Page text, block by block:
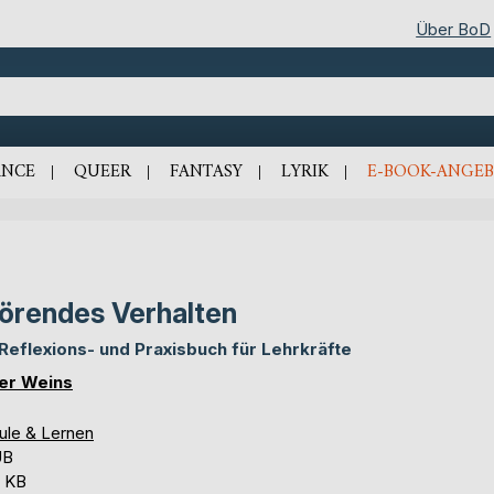
Über BoD
QUEER FANTASY LYRIK E-BOOK-
Verhalten
und Praxisbuch für Lehrkräfte
Weins
& Lernen
KB